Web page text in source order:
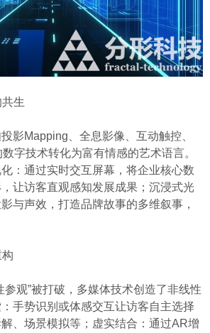
生
Mapping、全息影像、互动触控、
字技术转化为富有情感的艺术语言。
：通过实时交互屏幕，将企业核心数
让访客直观感知发展成果；沉浸式光
与声效，打造品牌故事的多维叙事，
观”被打破，多媒体技术创造了非线性
手势识别或体感交互让访客自主选择
、场景模拟等；虚实结合：通过AR增